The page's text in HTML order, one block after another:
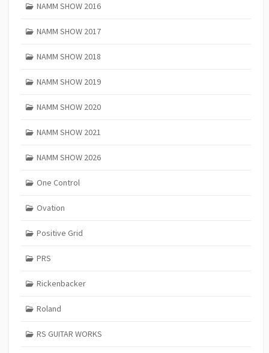
NAMM SHOW 2016
NAMM SHOW 2017
NAMM SHOW 2018
NAMM SHOW 2019
NAMM SHOW 2020
NAMM SHOW 2021
NAMM SHOW 2026
One Control
Ovation
Positive Grid
PRS
Rickenbacker
Roland
RS GUITAR WORKS